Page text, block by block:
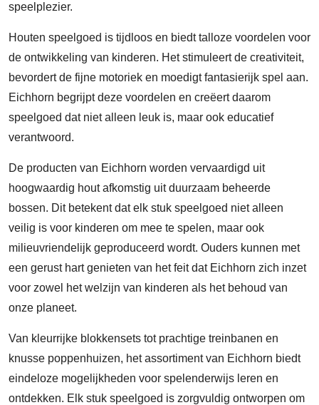
speelplezier.
Houten speelgoed is tijdloos en biedt talloze voordelen voor
de ontwikkeling van kinderen. Het stimuleert de creativiteit,
bevordert de fijne motoriek en moedigt fantasierijk spel aan.
Eichhorn begrijpt deze voordelen en creëert daarom
speelgoed dat niet alleen leuk is, maar ook educatief
verantwoord.
De producten van Eichhorn worden vervaardigd uit
hoogwaardig hout afkomstig uit duurzaam beheerde
bossen. Dit betekent dat elk stuk speelgoed niet alleen
veilig is voor kinderen om mee te spelen, maar ook
milieuvriendelijk geproduceerd wordt. Ouders kunnen met
een gerust hart genieten van het feit dat Eichhorn zich inzet
voor zowel het welzijn van kinderen als het behoud van
onze planeet.
Van kleurrijke blokkensets tot prachtige treinbanen en
knusse poppenhuizen, het assortiment van Eichhorn biedt
eindeloze mogelijkheden voor spelenderwijs leren en
ontdekken. Elk stuk speelgoed is zorgvuldig ontworpen om